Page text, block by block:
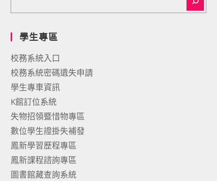
學生專區
校務系統入口
校務系統密碼遺失申請
學生專車資訊
K館訂位系統
失物招領暨惜物專區
數位學生證掛失補發
鳳新學習歷程專區
鳳新課程諮詢專區
圖書館藏查詢系統